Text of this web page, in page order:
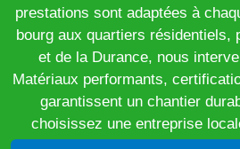
prestations sont adaptées à
bourg aux quartiers résidentiels,
et de la Durance, nous
Matériaux performants,
garantissent un chantier
choisissez une entreprise